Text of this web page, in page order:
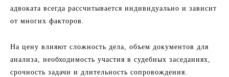
адвоката всегда рассчитывается индивидуально и зависит
от многих факторов.
На цену влияют сложность дела, объем документов для
анализа, необходимость участия в судебных заседаниях,
срочность задачи и длительность сопровождения.